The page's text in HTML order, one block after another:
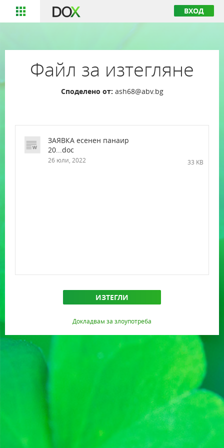
ВХОД
Файл за изтегляне
Споделено от: ash68@abv.bg
ЗАЯВКА есенeн панаир
20...doc
26 юли, 2022 33 KB
ИЗТЕГЛИ
Докладвам за злоупотреба